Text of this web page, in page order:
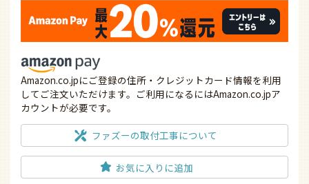
Amazon.co.jpにご登録の住所・クレジットカード情報を利用
してご注文いただけます。ご利用になるにはAmazon.co.jpア
カウントが必要です。
ファズーの取付工事について
お気に入りに追加